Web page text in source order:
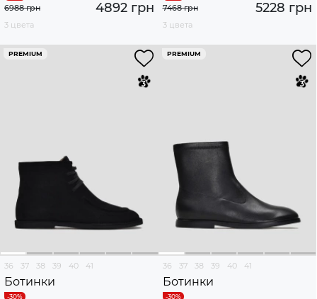
4892 грн
6988 грн
3 цвета
5228 грн
7468 грн
3 цвета
PREMIUM
36 37 38 39 40 41
Ботинки
PREMIUM
36 37 38 39 40 41
Ботинки